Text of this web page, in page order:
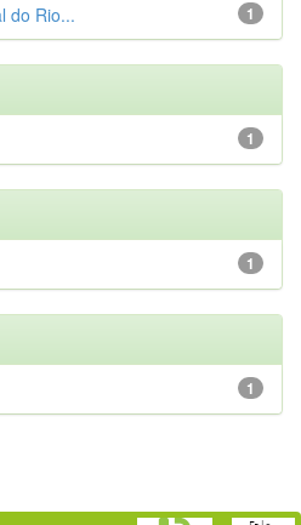
1
do Rio...
1
1
1